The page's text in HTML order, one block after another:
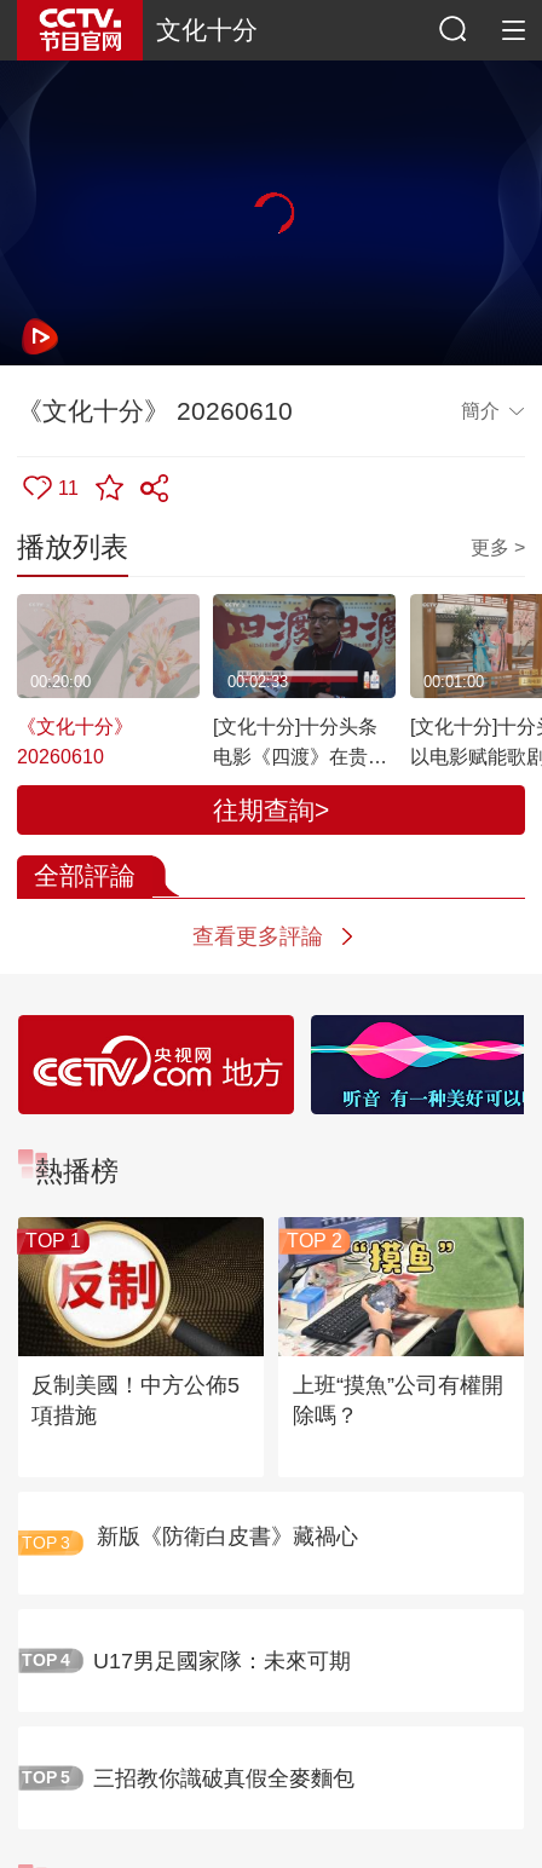
文化十分
《文化十分》 20260610 簡介
11
播放列表 更多 >
《文化十分》
20260610
00:20:00
[文化十分]十分头条
电影《四渡》在贵阳
举行全国首映礼
00:02:33
[文化十分]十分
以电影赋能歌
届国家大剧院
00:01:00
往期查詢>
全部評論
查看更多評論
熱播榜
TOP 1
反制美國！中方公佈5
項措施
TOP 2
上班“摸魚”公司有權開
除嗎？
TOP 3 新版《防衛白皮書》藏禍心
TOP 4 U17男足國家隊：未來可期
TOP 5 三招教你識破真假全麥麵包